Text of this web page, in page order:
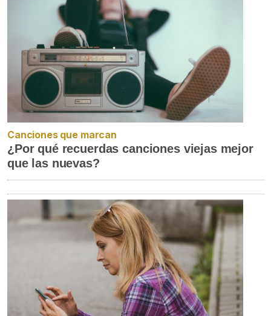
Canciones que marcan
¿Por qué recuerdas canciones viejas mejor
que las nuevas?